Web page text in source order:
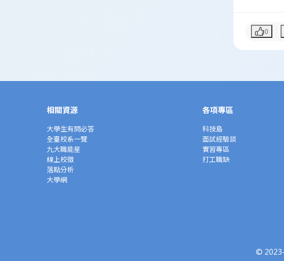
0
相關資源
大學生有問必答
全臺校系一覽
九大職能星
線上校徵
落點分析
大學網
各項專區
科技島
面試經驗談
實習專區
打工職缺
©